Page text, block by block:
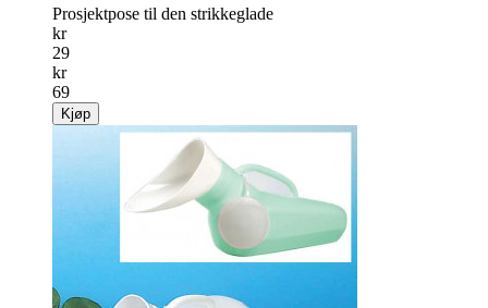
Prosjektpose til den strikkeglade
kr
29
kr
69
Kjøp